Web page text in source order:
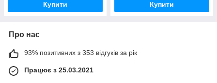
Купити Купити
Про нас
93% позитивних з 353 відгуків за рік
Працює з 25.03.2021